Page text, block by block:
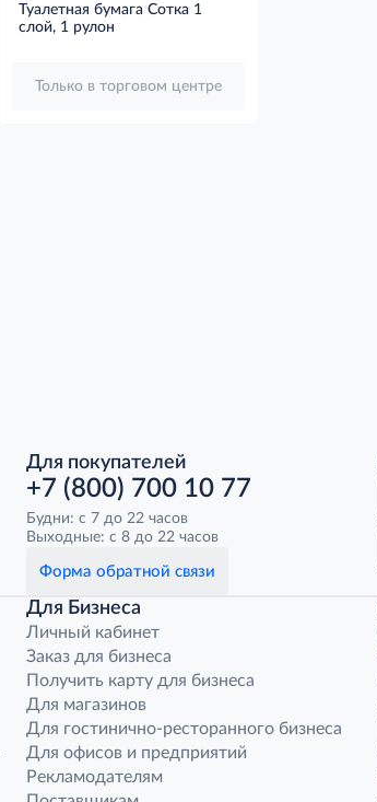
Туалетная бумага Сотка 1
слой, 1 рулон
Только в торговом центре
Для покупателей
+7 (800) 700 10 77
Будни: с 7 до 22 часов
Выходные: с 8 до 22 часов
Форма обратной связи
Для Бизнеса
Личный кабинет
Заказ для бизнеса
Получить карту для бизнеса
Для магазинов
Для гостинично-ресторанного бизнеса
Для офисов и предприятий
Рекламодателям